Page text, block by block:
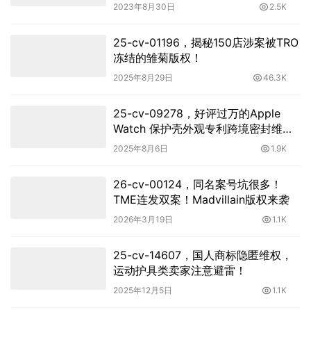
2023年8月30日 2.5K
25-cv-01196，揭秘150店涉案被TRO
冻结的雏菊版权！
2025年8月29日 46.3K
25-cv-09278，好评过万的Apple
Watch 保护壳外观专利跨境密封维
权，相关卖家速下架！
2025年8月6日 1.9K
26-cv-00124，同名案号坑很多！
TME连发双案！Madvillain版权来袭
2026年3月19日 1.1K
25-cv-14607，国人商标隐匿维权，
运动护具类卖家注意避雷！
2025年12月5日 1.1K